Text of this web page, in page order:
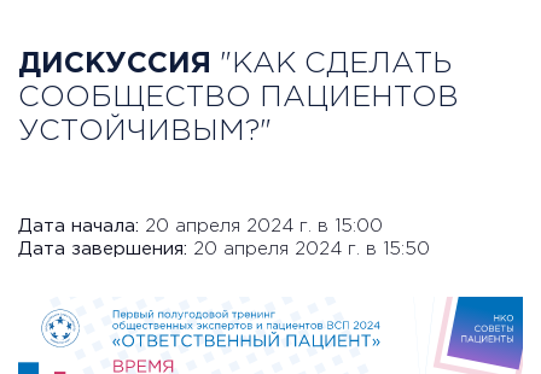
ДИСКУССИЯ "КАК СДЕЛАТЬ
СООБЩЕСТВО ПАЦИЕНТОВ
УСТОЙЧИВЫМ?"
Дата начала: 20 апреля 2024 г. в 15:00
Дата завершения: 20 апреля 2024 г. в 15:50